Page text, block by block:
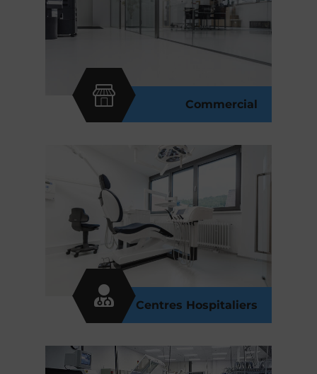
Commercial
Centres Hospitaliers